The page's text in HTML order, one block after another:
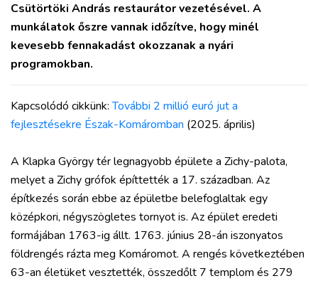
Csütörtöki András restaurátor vezetésével. A
munkálatok őszre vannak időzítve, hogy minél
kevesebb fennakadást okozzanak a nyári
programokban.
Kapcsolódó cikkünk:További 2 millió euró jut a
fejlesztésekre Észak-Komáromban (2025. április)
A Klapka György tér legnagyobb épülete a Zichy-palota,
melyet a Zichy grófok építtették a 17. században. Az
építkezés során ebbe az épületbe belefoglaltak egy
középkori, négyszögletes tornyot is. Az épület eredeti
formájában 1763-ig állt. 1763. június 28-án iszonyatos
földrengés rázta meg Komáromot. A rengés következtében
63-an életüket vesztették, összedőlt 7 templom és 279